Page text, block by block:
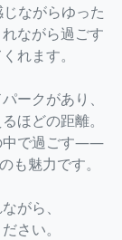
ながらゆった
ながら過ごす
れます。
ークがあり、
ほどの距離。
中で過ごす――
も魅力です。
がら、
さい。